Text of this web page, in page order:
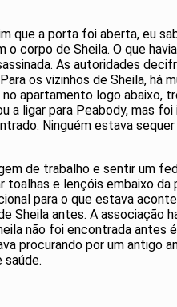
que a porta foi aberta, eu
corpo de Sheila. O que
As autoridades
os vizinhos de Sheila, há
apartamento logo abaixo,
ligar para Peabody, mas
Ninguém estava
de trabalho e sentir um
e lençóis embaixo
para o que estava
Sheila antes. A associação
não foi encontrada antes
procurando por um antigo
saúde.